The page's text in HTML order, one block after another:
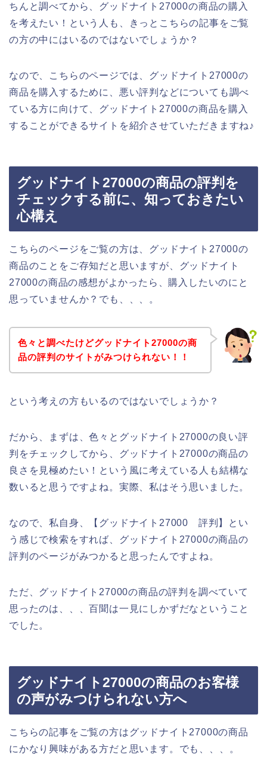
ちんと調べてから、グッドナイト27000の商品の購入
を考えたい！という人も、きっとこちらの記事をご覧
の方の中にはいるのではないでしょうか？
なので、こちらのページでは、グッドナイト27000の
商品を購入するために、悪い評判などについても調べ
ている方に向けて、グッドナイト27000の商品を購入
することができるサイトを紹介させていただきますね♪
グッドナイト27000の商品の評判を
チェックする前に、知っておきたい
心構え
こちらのページをご覧の方は、グッドナイト27000の
商品のことをご存知だと思いますが、グッドナイト
27000の商品の感想がよかったら、購入したいのにと
思っていませんか？でも、、、。
色々と調べたけどグッドナイト27000の商
品の評判のサイトがみつけられない！！
という考えの方もいるのではないでしょうか？
だから、まずは、色々とグッドナイト27000の良い評
判をチェックしてから、グッドナイト27000の商品の
良さを見極めたい！という風に考えている人も結構な
数いると思うですよね。実際、私はそう思いました。
なので、私自身、【グッドナイト27000 評判】とい
う感じで検索をすれば、グッドナイト27000の商品の
評判のページがみつかると思ったんですよね。
ただ、グッドナイト27000の商品の評判を調べていて
思ったのは、、、百聞は一見にしかずだなということ
でした。
グッドナイト27000の商品のお客様
の声がみつけられない方へ
こちらの記事をご覧の方はグッドナイト27000の商品
にかなり興味がある方だと思います。でも、、、。